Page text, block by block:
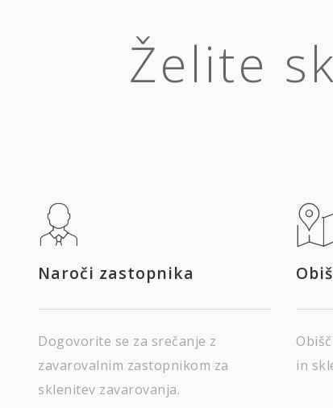
Želite
Naroči zastopnika
Dogovorite se za srečanje z
zavarovalnim zastopnikom za
sklenitev zavarovanja.
in